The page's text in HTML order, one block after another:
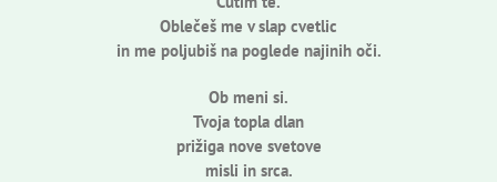
Oblečeš me v slap cvetlic
in me poljubiš na poglede najinih oči.
Ob meni si.
Tvoja topla dlan
prižiga nove svetove
misli in srca.